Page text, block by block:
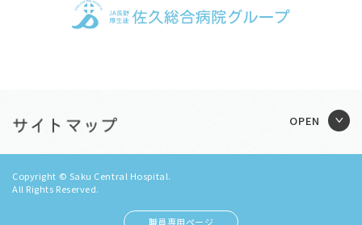
Copyright © Saku Central Hospital.
All Rights Reserved.
職員専用ページ